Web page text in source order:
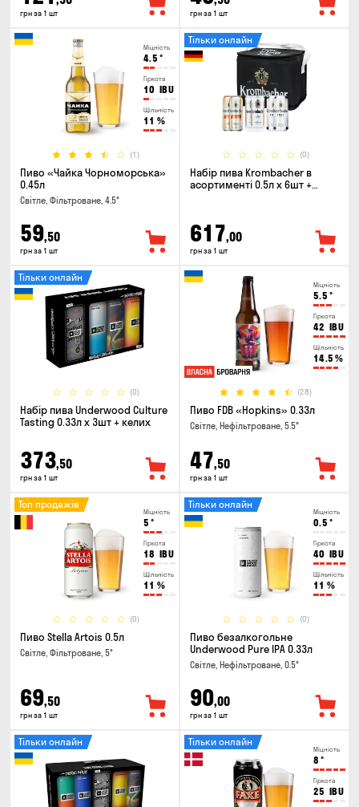
грн за 1 шт грн за 1 шт
Міцність
4.5 °
Гіркота
10 IBU
Щільність
11 %
(1)
Пиво «Чайка Чорноморська»
0.45л
Світле, Фільтроване, 4.5°
59,50
грн за 1 шт
(0)
Тільки онлайн
Набір пива Krombacher в
асортименті 0.5л х 6шт +
617,00
грн за 1 шт
(0)
Тільки онлайн
Набір пива Underwood Culture
Tasting 0.33л x 3шт + келих
373,50
грн за 1 шт
Міцність
5.5 °
Гіркота
42 IBU
Щільність
14.5 %
(28)
Пиво FDB «Hopkins» 0.33л
Світле, Нефільтроване, 5.5°
47,50
грн за 1 шт
Міцність
5 °
Гіркота
18 IBU
Щільність
11 %
(0)
Топ продажів
Пиво Stella Artois 0.5л
Світле, Фільтроване, 5°
69,50
грн за 1 шт
Міцність
0.5 °
Гіркота
40 IBU
Щільність
11 %
(0)
Тільки онлайн
Пиво безалкогольне
Underwood Pure IPA 0.33л
Світле, Нефільтроване, 0.5°
90,00
грн за 1 шт
Тільки онлайн
Міцність
8 °
Гіркота
25 IBU
Тільки онлайн